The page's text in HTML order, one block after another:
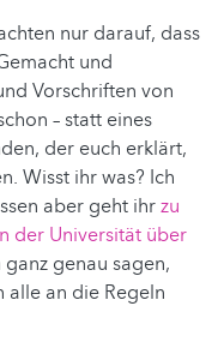
nur darauf, dass
und
Vorschriften von
– statt eines
der euch erklärt,
Wisst ihr was? Ich
aber geht ihrzu
der Universität über
genau sagen,
alle an die Regeln